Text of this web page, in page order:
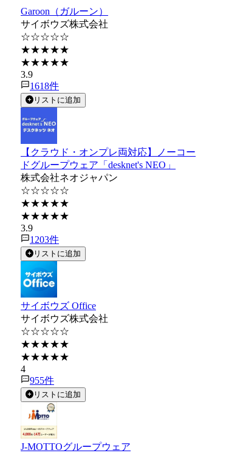
Garoon（ガルーン）
サイボウズ株式会社
☆☆☆☆☆
★★★★★
★★★★★
3.9
1618件
リストに追加
【クラウド・オンプレ両対応】ノーコー
ドグループウェア「desknet's NEO」
株式会社ネオジャパン
☆☆☆☆☆
★★★★★
★★★★★
3.9
1203件
リストに追加
サイボウズ Office
サイボウズ株式会社
☆☆☆☆☆
★★★★★
★★★★★
4
955件
リストに追加
J-MOTTOグループウェア